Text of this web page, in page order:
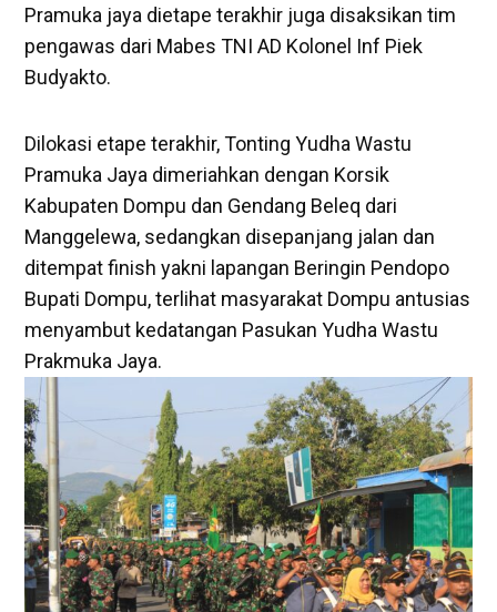
Pramuka jaya dietape terakhir juga disaksikan tim
pengawas dari Mabes TNI AD Kolonel Inf Piek
Budyakto.
Dilokasi etape terakhir, Tonting Yudha Wastu
Pramuka Jaya dimeriahkan dengan Korsik
Kabupaten Dompu dan Gendang Beleq dari
Manggelewa, sedangkan disepanjang jalan dan
ditempat finish yakni lapangan Beringin Pendopo
Bupati Dompu, terlihat masyarakat Dompu antusias
menyambut kedatangan Pasukan Yudha Wastu
Prakmuka Jaya.